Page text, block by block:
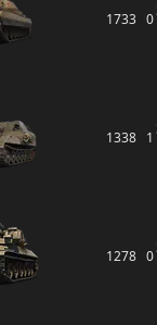
1733 0
1338 1
1278 0